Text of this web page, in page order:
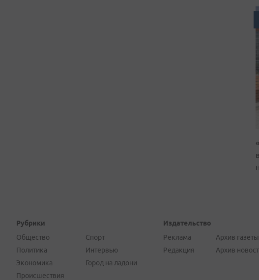
Рубрики
Общество
Политика
Экономика
Происшествия
Спорт
Интервью
Город на ладони
Издательство
Реклама
Редакция
Архив
Архив